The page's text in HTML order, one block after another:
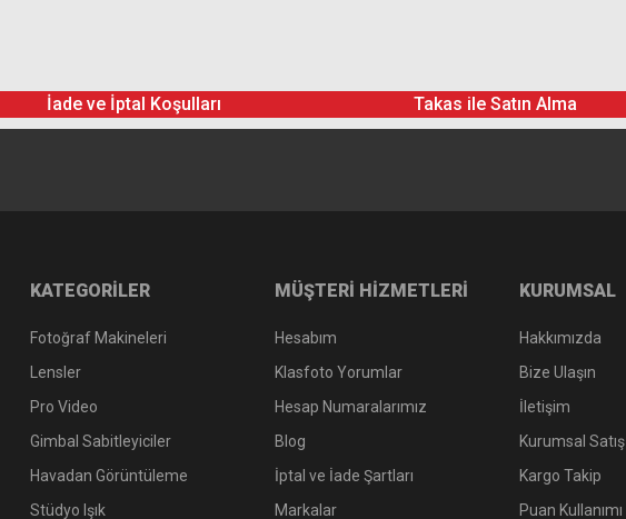
İade ve İptal Koşulları Takas ile Satın Alma
KATEGORİLER
Fotoğraf Makineleri
Lensler
Pro Video
Gimbal Sabitleyiciler
Havadan Görüntüleme
Stüdyo Işık
MÜŞTERİ HİZMETLERİ
Hesabım
Klasfoto Yorumlar
Hesap Numaralarımız
Blog
İptal ve İade Şartları
Markalar
KURUMSAL
Hakkımızda
Bize Ulaşın
İletişim
Kurumsal Satış
Kargo Takip
Puan Kullanımı